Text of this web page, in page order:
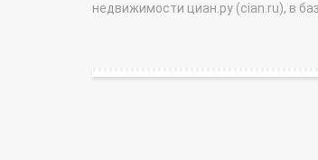
недвижимости циан.ру (cian.ru), в